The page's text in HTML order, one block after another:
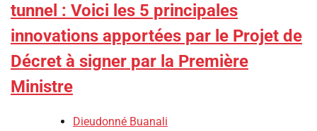
tunnel : Voici les 5 principales
innovations apportées par le Projet de
Décret à signer par la Première
Ministre
Dieudonné Buanali